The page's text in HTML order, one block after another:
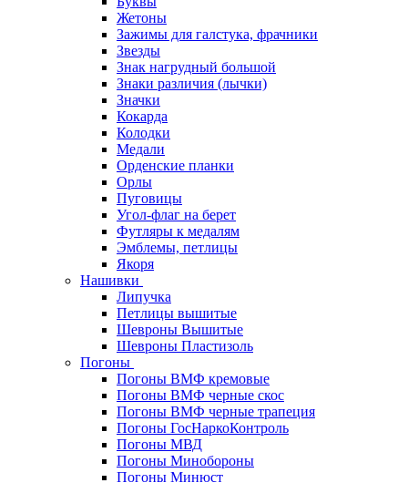
Жетоны
Зажимы для галстука, фрачники
Звезды
Знак нагрудный большой
Знаки различия (лычки)
Значки
Кокарда
Колодки
Медали
Орденские планки
Орлы
Пуговицы
Угол-флаг на берет
Футляры к медалям
Эмблемы, петлицы
Якоря
Нашивки
Липучка
Петлицы вышитые
Шевроны Вышитые
Шевроны Пластизоль
Погоны
Погоны ВМФ кремовые
Погоны ВМФ черные скос
Погоны ВМФ черные трапеция
Погоны ГосНаркоКонтроль
Погоны МВД
Погоны Минобороны
Погоны Минюст